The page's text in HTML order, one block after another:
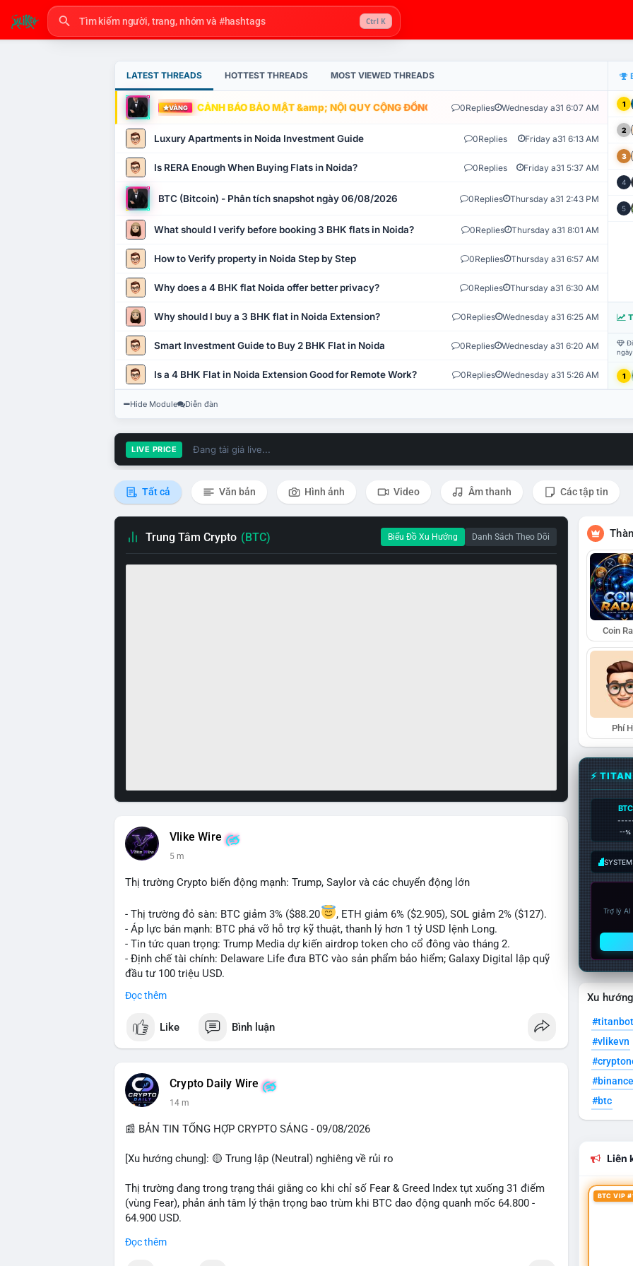
Ctrl K
LATEST THREADS HOTTEST THREADS MOST VIEWED THREADS
VÀNG CẢNH BÁO BẢO MẬT &amp; NỘI QUY CỘNG ĐỒNG VLIKE.VN: HỆ THỐNG GIÁM SÁT TỰ
0Replies Wednesday a31 6:07 AM
Luxury Apartments in Noida Investment Guide 0Replies Friday a31 6:13 AM
Is RERA Enough When Buying Flats in Noida? 0Replies Friday a31 5:37 AM
BTC (Bitcoin) - Phân tích snapshot ngày 06/08/2026 0Replies Thursday a31 2:43 PM
What should I verify before booking 3 BHK flats in Noida? 0Replies Thursday a31 8:01 AM
How to Verify property in Noida Step by Step 0Replies Thursday a31 6:57 AM
Why does a 4 BHK flat Noida offer better privacy? 0Replies Thursday a31 6:30 AM
Why should I buy a 3 BHK flat in Noida Extension? 0Replies Wednesday a31 6:25 AM
Smart Investment Guide to Buy 2 BHK Flat in Noida 0Replies Wednesday a31 6:20 AM
Is a 4 BHK Flat in Noida Extension Good for Remote Work? 0Replies Wednesday a31 5:26 AM
1
2
3
4
5
1
Hide Module Diễn đàn
LIVE PRICE Đang tải giá live...
Tất cả Văn bản Hình ảnh Video Âm thanh Các tập tin
Trung Tâm Crypto (BTC) Biểu Đồ Xu Hướng Danh Sách Theo Dõi
Vlike Wire
5 m
Thị trường Crypto biến động mạnh: Trump, Saylor và các chuyển động lớn
- Thị trường đỏ sàn: BTC giảm 3% ($88.20
, ETH giảm 6% ($2.905), SOL giảm 2% ($127).
- Áp lực bán mạnh: BTC phá vỡ hỗ trợ kỹ thuật, thanh lý hơn 1 tỷ USD lệnh Long.
- Tin tức quan trọng: Trump Media dự kiến airdrop token cho cổ đông vào tháng 2.
- Định chế tài chính: Delaware Life đưa BTC vào sản phẩm bảo hiểm; Galaxy Digital lập quỹ
đầu tư 100 triệu USD.
- Pháp lý: CEO Coinbase thúc đẩy khung pháp lý tại Davos; Bồ Đào Nha chặn Polymarket.
#binancesquare #cryptonews
$btc $eth $sol $xrp
#vlikevn #titanbot
📰 Nguồn: Decrypt
Đọc thêm
Like Bình luận
Crypto Daily Wire
14 m
📰 BẢN TIN TỔNG HỢP CRYPTO SÁNG - 09/08/2026
[Xu hướng chung]: 🟡 Trung lập (Neutral) nghiêng về rủi ro
Thị trường đang trong trạng thái giằng co khi chỉ số Fear & Greed Index tụt xuống 31 điểm
(vùng Fear), phản ánh tâm lý thận trọng bao trùm khi BTC dao động quanh mốc 64.800 -
64.900 USD.
- Thị trường & Giá cả: Hoạt động cá voi diễn ra mạnh mẽ với 7 giao dịch BTC lớn được ghi
Đọc thêm
Coin
Phí
⚡
BTC
--%
Trợ lý
Xu
#titanbot
#vlikevn
#btc
Liên
BTC VIP